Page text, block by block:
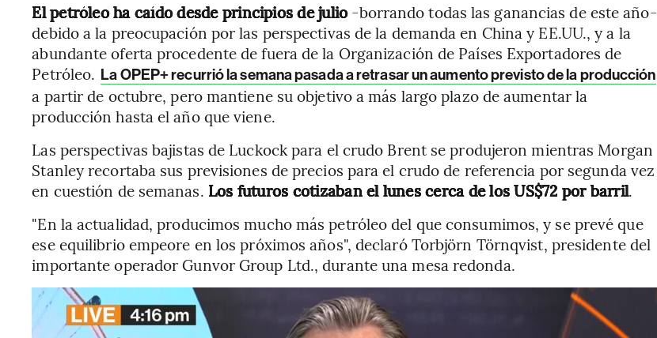
El petróleo ha caído desde principios de julio-borrando todas las ganancias de este año-
debido a la preocupación por las perspectivas de la demanda en China y EE.UU., y a la
abundante oferta procedente de fuera de la Organización de Países Exportadores de
Petróleo. La OPEP+ recurrió la semana pasada a retrasar un aumento previsto de la producción
a partir de octubre, pero mantiene su objetivo a más largo plazo de aumentar la
producción hasta el año que viene.
Las perspectivas bajistas de Luckock para el crudo Brent se produjeron mientras Morgan
Stanley recortaba sus previsiones de precios para el crudo de referencia por segunda vez
en cuestión de semanas. Los futuros cotizaban el lunes cerca de los US$72 por barril.
"En la actualidad, producimos mucho más petróleo del que consumimos, y se prevé que
ese equilibrio empeore en los próximos años", declaró Torbjörn Törnqvist, presidente del
importante operador Gunvor Group Ltd., durante una mesa redonda.